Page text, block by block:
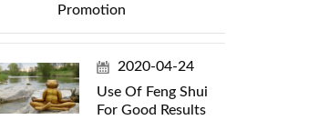
Promotion
2020-04-24
Use Of Feng Shui
For Good Results